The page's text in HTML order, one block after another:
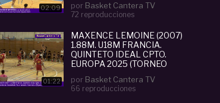
02:09 por Basket Cantera TV
72 reproducciones
01:22
MAXENCE LEMOINE (2007)
1.88M. U18M FRANCIA.
QUINTETO IDEAL CPTO.
EUROPA 2025 (TORNEO
por Basket Cantera TV
66 reproducciones